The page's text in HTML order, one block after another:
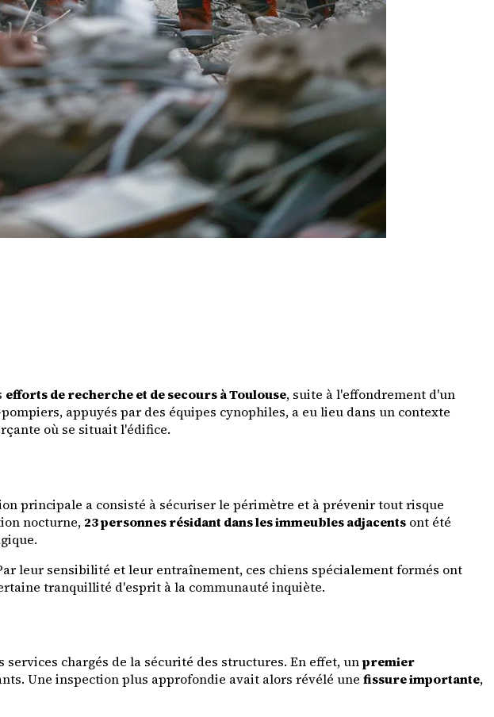
efforts de recherche et de secours à Toulouse, suite à l'effondrement d'un
appuyés par des équipes cynophiles, a eu lieu dans un contexte
où se situait l'édifice.
principale a consisté à sécuriser le périmètre et à prévenir tout risque
nocturne, 23 personnes résidant dans les immeubles adjacents ont été
leur sensibilité et leur entraînement, ces chiens spécialement formés ont
tranquillité d'esprit à la communauté inquiète.
chargés de la sécurité des structures. En effet, unpremier
Une inspection plus approfondie avait alors révélé une fissure importante,